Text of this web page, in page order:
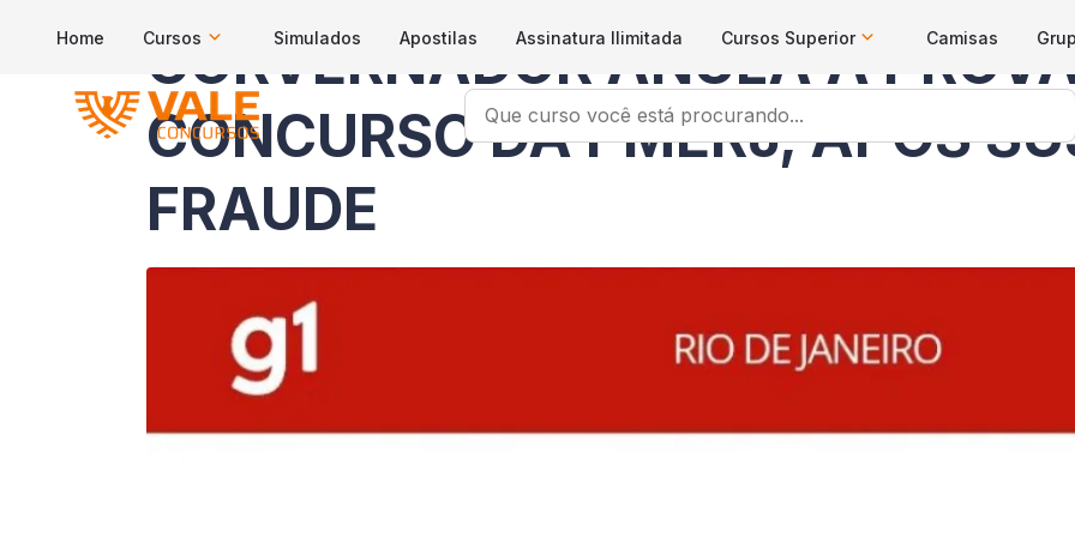
Home Cursos Simulados Apostilas Assinatura Ilimitada Cursos Superior Camisas
GORVERNADOR ANULA A
CONCURSO DA PMERJ, APÓS
FRAUDE